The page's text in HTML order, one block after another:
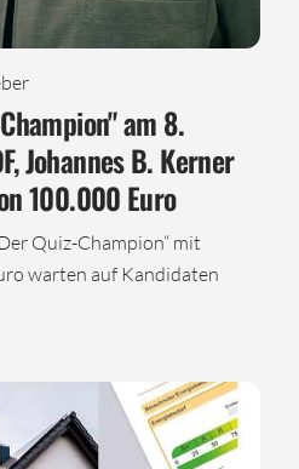
am 8.
Johannes B. Kerner
100.000 Euro
Quiz-Champion“ mit
warten auf Kandidaten